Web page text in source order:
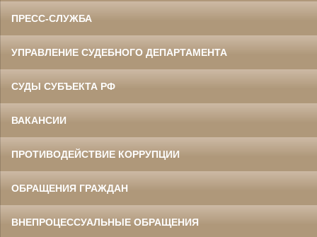
ПРЕСС-СЛУЖБА
УПРАВЛЕНИЕ СУДЕБНОГО ДЕПАРТАМЕНТА
СУДЫ СУБЪЕКТА РФ
ВАКАНСИИ
ПРОТИВОДЕЙСТВИЕ КОРРУПЦИИ
ОБРАЩЕНИЯ ГРАЖДАН
ВНЕПРОЦЕССУАЛЬНЫЕ ОБРАЩЕНИЯ